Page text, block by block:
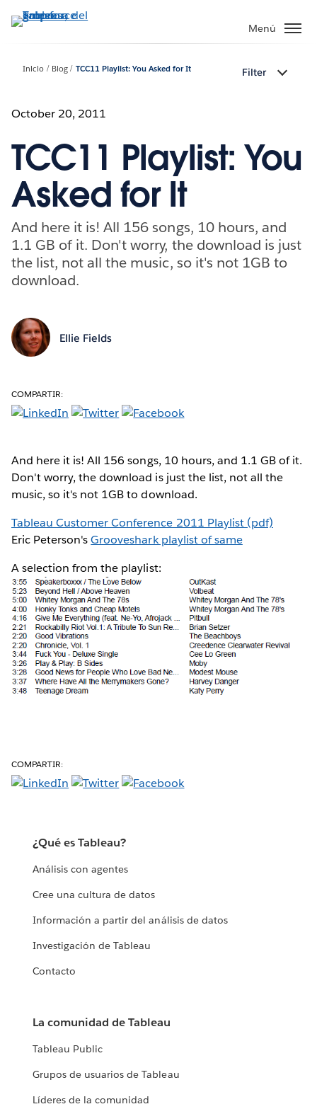
Menú
Inicio Blog TCC11 Playlist: You Asked for It Filter
October 20, 2011
TCC11 Playlist: You
Asked for It
And here it is! All 156 songs, 10 hours, and
1.1 GB of it. Don't worry, the download is just
the list, not all the music, so it's not 1GB to
download.
Ellie Fields
COMPARTIR:
And here it is! All 156 songs, 10 hours, and 1.1 GB of it.
Don't worry, the download is just the list, not all the
music, so it's not 1GB to download.
Tableau Customer Conference 2011 Playlist (pdf)
Eric Peterson'sGrooveshark playlist of same
A selection from the playlist:
COMPARTIR:
¿Qué es Tableau?
Análisis con agentes
Cree una cultura de datos
Información a partir del análisis de datos
Investigación de Tableau
Contacto
La comunidad de Tableau
Tableau Public
Grupos de usuarios de Tableau
Líderes de la comunidad